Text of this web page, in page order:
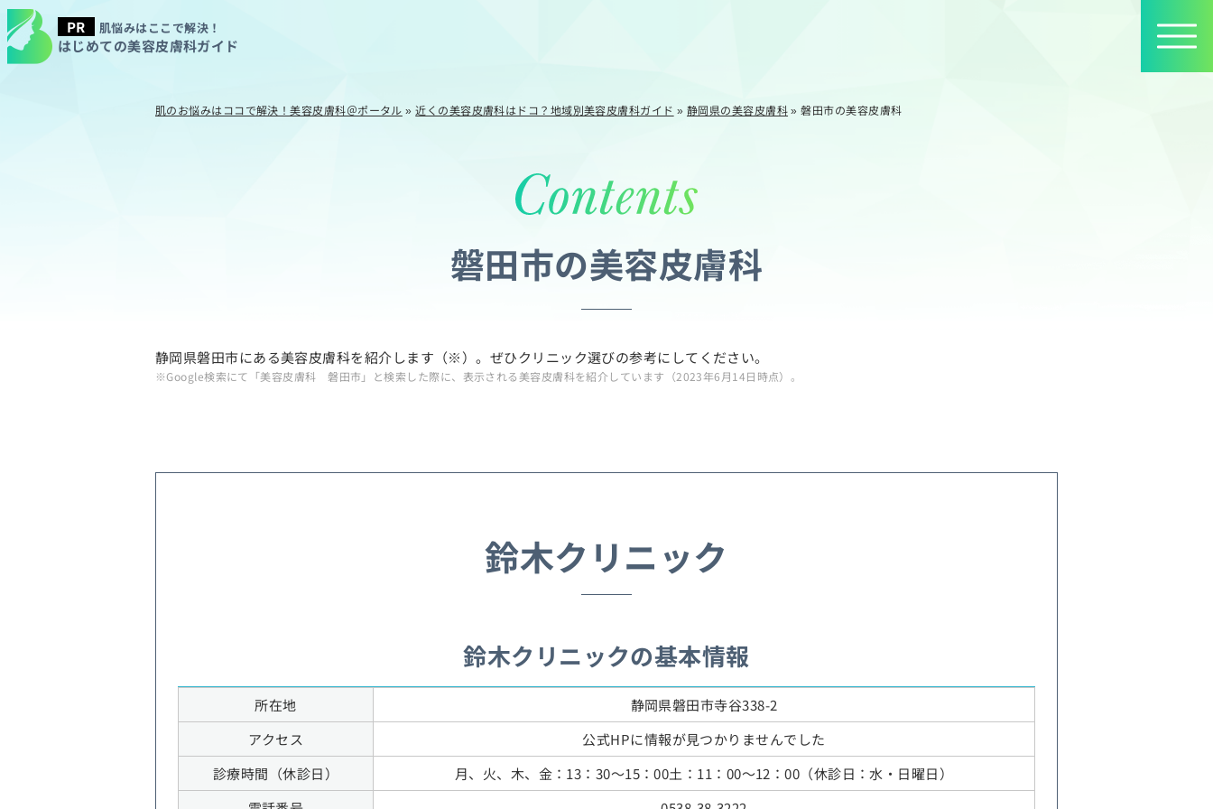
肌悩みはここで解決！
はじめての美容皮膚科ガイド
肌のお悩みはココで解決！美容皮膚科＠ポータル »近くの美容皮膚科はドコ？地域別美容皮膚科ガイド » 静岡県の美容皮膚科»磐田市の美容皮膚科
磐田市の美容皮膚科
静岡県磐田市にある美容皮膚科を紹介します（※）。ぜひクリニック選びの参考にしてください。
※Google検索にて「美容皮膚科 磐田市」と検索した際に、表示される美容皮膚科を紹介しています（2023年6月14日時点）。
鈴木クリニック
鈴木クリニックの基本情報
所在地
静岡県磐田市寺谷338-2
アクセス
公式HPに情報が見つかりませんでした
診療時間（休診日）
月、火、木、金：13：30～15：00土：11：00～12：00（休診日：水・日曜日）